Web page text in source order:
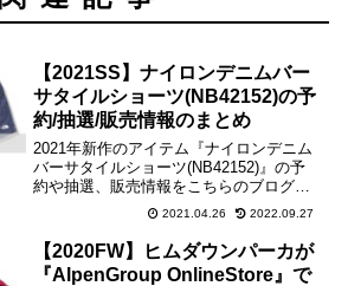
【2021SS】ナイロンデニムバー
サタイルショーツ(NB42152)の予
約/抽選/販売情報のまとめ
2021年新作のアイテム『ナイロンデニム
バーサタイルショーツ(NB42152)』の予
約や抽選、販売情報をこちらのブログで
まとめさせて頂きます！人気の水陸両用
パンツの『バーサタイルショーツ
(NB42051)』のデニムバージョンで、経
年変化が楽...
2021.04.26 2022.09.27
【2020FW】ヒムダウンパーカが
『AlpenGroup OnlineStore』で